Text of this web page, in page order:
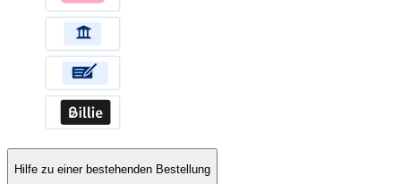
Hilfe zu einer bestehenden Bestellung